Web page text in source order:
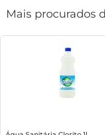
Mais procurados